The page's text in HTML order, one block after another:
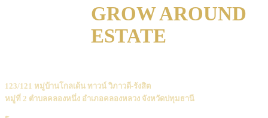
GROW AROUND
ESTATE
123/121 หมู่บ้านโกลเด้น ทาวน์ วิภาวดี-รังสิต
หมู่ที่ 2 ตำบลคลองหนึ่ง อำเภอคลองหลวง จังหวัดปทุมธานี